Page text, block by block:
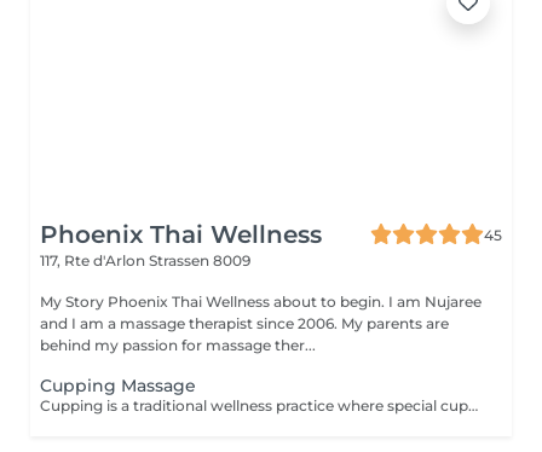
Phoenix Thai Wellness
45
117, Rte d'Arlon Strassen 8009
My Story Phoenix Thai Wellness about to begin. I am Nujaree
and I am a massage therapist since 2006. My parents are
behind my passion for massage ther...
Cupping Massage
Cupping is a traditional wellness practice where special cups are placed on the skin for a few minutes to create a gentle suction. This technique is designed to help release tension, promote deep relaxation, and enhance overall well-being, serving as a wonderful complement to a deep-tissue massage experience.